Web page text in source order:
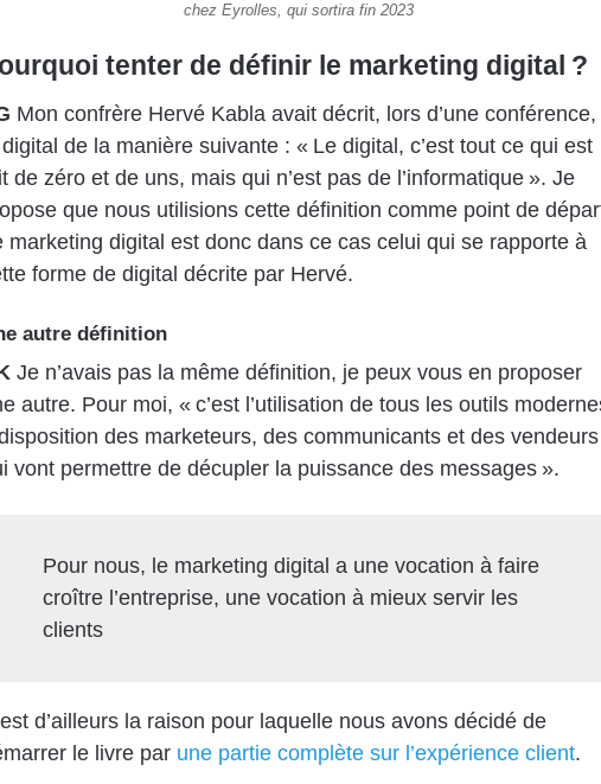
chez Eyrolles, qui sortira fin 2023
tenter de définir le marketing digital ?
Mon confrère Hervé Kabla avait décrit, lors d’une conférence,
de la manière suivante : « Le digital, c’est tout ce qui est
de zéro et de uns, mais qui n’est pas de l’informatique ». Je
que nous utilisions cette définition comme point de
marketing digital est donc dans ce cas celui qui se rapporte à
forme de digital décrite par Hervé.
autre définition
Je n’avais pas la même définition, je peux vous en proposer
autre. Pour moi, « c’est l’utilisation de tous les outils
des marketeurs, des communicants et des vendeurs
vont permettre de décupler la puissance des messages ».
Pour nous, le marketing digital a une vocation à faire
croître l’entreprise, une vocation à mieux servir les
clients
d’ailleurs la raison pour laquelle nous avons décidé de
le livre par une partie complète sur l’expérience client.